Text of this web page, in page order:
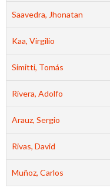
Saavedra, Jhonatan
Kaa, Virgilio
Simitti, Tomás
Rivera, Adolfo
Arauz, Sergio
Rivas, David
Muñoz, Carlos